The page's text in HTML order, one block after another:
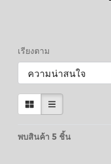
เรียงตาม
พบสินค้า 5 ชิ้น